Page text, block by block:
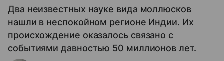
Два неизвестных науке вида моллюсков
нашли в неспокойном регионе Индии. Их
происхождение оказалось связано с
событиями давностью 50 миллионов лет.